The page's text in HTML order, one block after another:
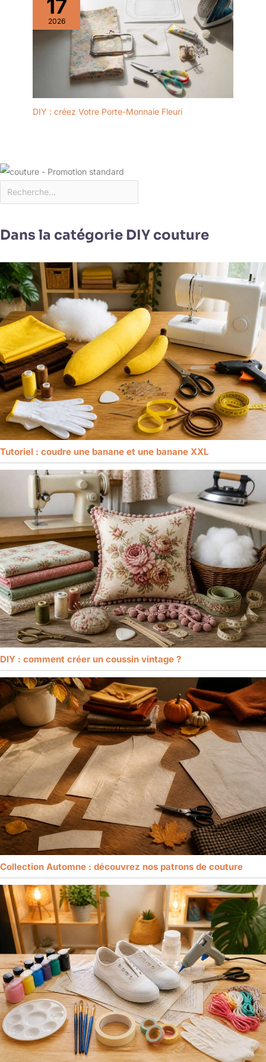
17
2026
DIY : créez Votre Porte-Monnaie Fleuri
Dans la catégorie DIY couture
Tutoriel : coudre une banane et une banane XXL
DIY : comment créer un coussin vintage ?
Collection Automne : découvrez nos patrons de couture